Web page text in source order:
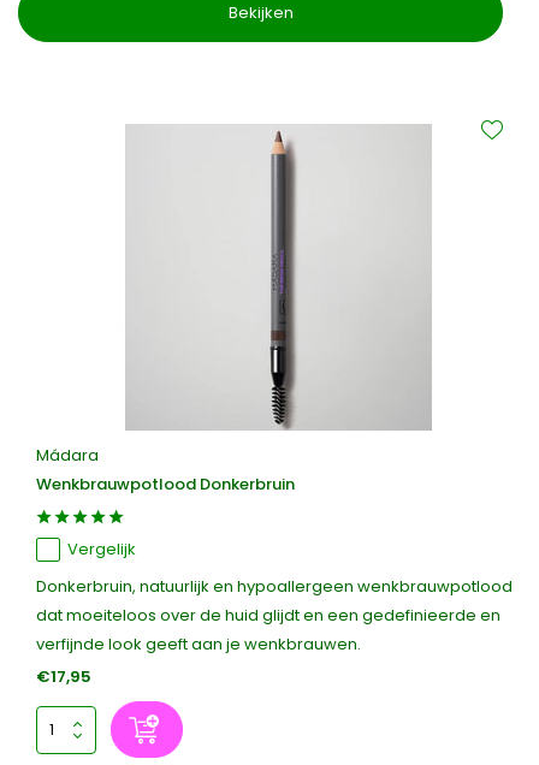
Bekijken
Mádara
Wenkbrauwpotlood Donkerbruin
Vergelijk
Donkerbruin, natuurlijk en hypoallergeen wenkbrauwpotlood
dat moeiteloos over de huid glijdt en een gedefinieerde en
verfijnde look geeft aan je wenkbrauwen.
€17,95